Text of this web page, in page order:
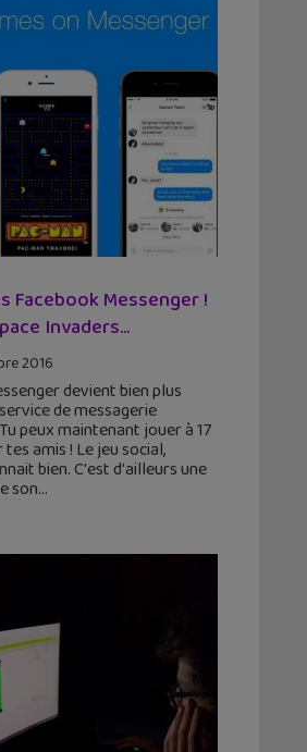
Facebook Messenger !
Invaders…
2016
devient bien plus
de messagerie
peux maintenant jouer à 17
amis ! Le jeu social,
bien. C'est d'ailleurs une
son